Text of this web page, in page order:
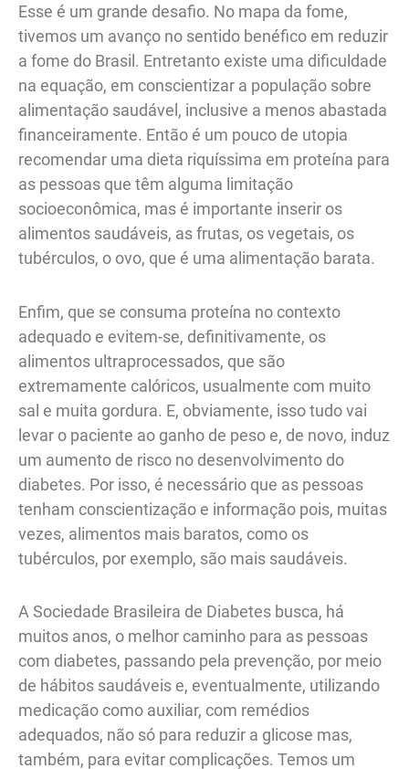
Esse é um grande desafio. No mapa da fome,
tivemos um avanço no sentido benéfico em reduzir
a fome do Brasil. Entretanto existe uma dificuldade
na equação, em conscientizar a população sobre
alimentação saudável, inclusive a menos abastada
financeiramente. Então é um pouco de utopia
recomendar uma dieta riquíssima em proteína para
as pessoas que têm alguma limitação
socioeconômica, mas é importante inserir os
alimentos saudáveis, as frutas, os vegetais, os
tubérculos, o ovo, que é uma alimentação barata.
Enfim, que se consuma proteína no contexto
adequado e evitem-se, definitivamente, os
alimentos ultraprocessados, que são
extremamente calóricos, usualmente com muito
sal e muita gordura. E, obviamente, isso tudo vai
levar o paciente ao ganho de peso e, de novo, induz
um aumento de risco no desenvolvimento do
diabetes. Por isso, é necessário que as pessoas
tenham conscientização e informação pois, muitas
vezes, alimentos mais baratos, como os
tubérculos, por exemplo, são mais saudáveis.
A Sociedade Brasileira de Diabetes busca, há
muitos anos, o melhor caminho para as pessoas
com diabetes, passando pela prevenção, por meio
de hábitos saudáveis e, eventualmente, utilizando
medicação como auxiliar, com remédios
adequados, não só para reduzir a glicose mas,
também, para evitar complicações. Temos um